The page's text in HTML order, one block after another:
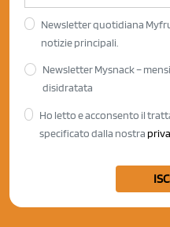
Newsletter quotidiana
notizie principali.
Newsletter Mysnack –
disidratata
Ho letto e acconsento il
specificato dalla nostra